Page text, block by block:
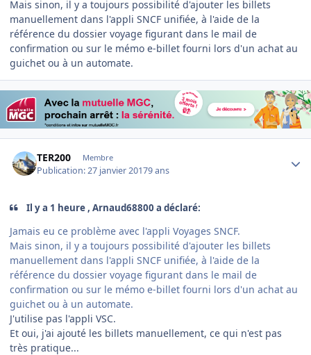
Mais sinon, il y a toujours possibilité d'ajouter les billets
manuellement dans l'appli SNCF unifiée, à l'aide de la
référence du dossier voyage figurant dans le mail de
confirmation ou sur le mémo e-billet fourni lors d'un achat au
guichet ou à un automate.
TER200 Membre
Publication:27 janvier 20179 ans
Il y a 1 heure , Arnaud68800 a déclaré:
Jamais eu ce problème avec l'appli Voyages SNCF.
Mais sinon, il y a toujours possibilité d'ajouter les billets
manuellement dans l'appli SNCF unifiée, à l'aide de la
référence du dossier voyage figurant dans le mail de
confirmation ou sur le mémo e-billet fourni lors d'un achat au
guichet ou à un automate.
J'utilise pas l'appli VSC.
Et oui, j'ai ajouté les billets manuellement, ce qui n'est pas
très pratique...